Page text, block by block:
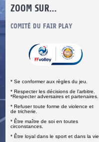
ZOOM SUR...
COMITÉ DU FAIR PLAY
* Se conformer aux règles du jeu.
* Respecter les décisions de l’arbitre.
*Respecter adversaires et partenaires.
* Refuser toute forme de violence et
de tricherie.
* Être maître de soi en toutes
circonstances.
* Être loyal dans le sport et dans la vie.